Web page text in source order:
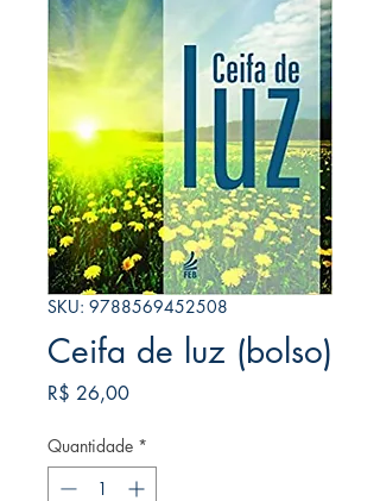
SKU: 9788569452508
Ceifa de luz (bolso)
R$ 26,00Preço
Quantidade *